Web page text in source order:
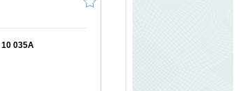
10 035A